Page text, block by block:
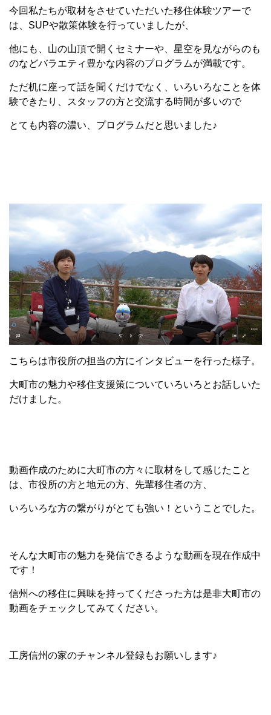
今回私たちが取材をさせていただいた移住体験ツアーで
は、SUPや散策体験を行っていましたが、
他にも、山の山頂で開くセミナーや、星空を見ながらのも
のなどバラエティ豊かな内容のプログラムが満載です。
ただ机に座って話を聞くだけでなく、いろいろなことを体
験できたり、スタッフの方と交流する時間が多いので
とても内容の濃い、プログラムだと思いました♪
こちらは市役所の担当の方にインタビューを行った様子。
大町市の魅力や移住支援策についていろいろとお話しいた
だけました。
動画作成のために大町市の方々に取材をして感じたこと
は、市役所の方と地元の方、先輩移住者の方、
いろいろな方の繋がりがとても強い！ということでした。
そんな大町市の魅力を発信できるような動画を現在作成中
です！
信州への移住に興味を持ってくださった方は是非大町市の
動画をチェックしてみてください。
工房信州の家のチャンネル登録もお願いします♪